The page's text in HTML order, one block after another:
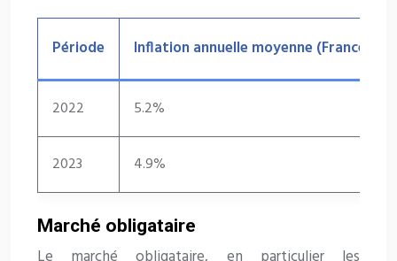
Période Inflation annuelle moyenne (France)
2022 5.2%
2023 4.9%
Marché obligataire